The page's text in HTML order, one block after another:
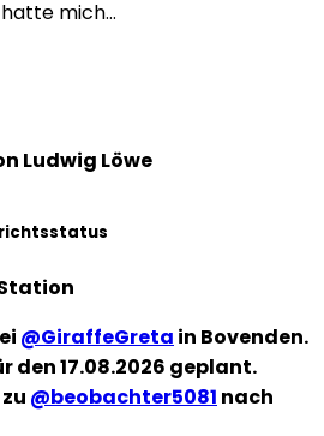
mich…
Ludwig Löwe
@GiraffeGreta in Bovenden.
den 17.08.2026 geplant.
@beobachter5081 nach